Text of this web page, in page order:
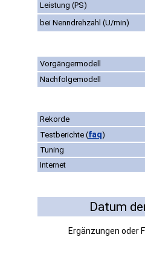
Leistung (PS)
bei Nenndrehzahl (U/min)
Vorgängermodell
Nachfolgemodell
Rekorde
Testberichte (faq)
Tuning
Internet
Datum
Ergänzungen oder